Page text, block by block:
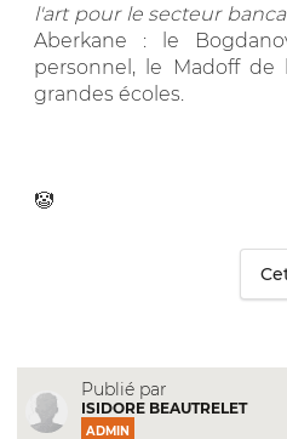
l'art pour le secteur
Aberkane : le
personnel, le Madoff de
grandes écoles.
🤡
Publié par
ISIDORE BEAUTRELET
ADMIN